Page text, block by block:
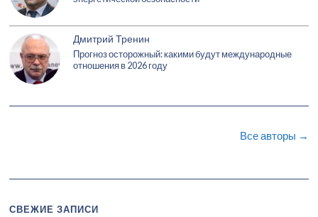
Дмитрий Тренин
Прогноз осторожный: какими будут международные
отношения в 2026 году
Все авторы →
СВЕЖИЕ ЗАПИСИ